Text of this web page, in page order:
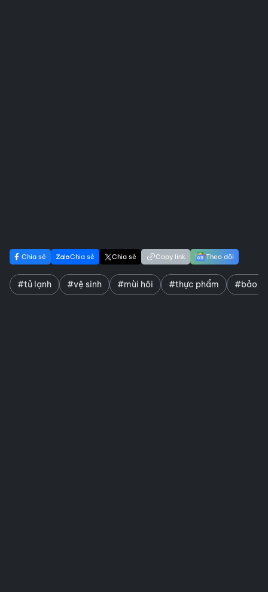
Chia sẻ Chia sẻ Chia sẻ Copy link Theo dõi
#tủ lạnh #vệ sinh #mùi hôi #thực phẩm #bảo